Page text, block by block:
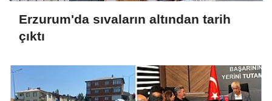
Erzurum'da sıvaların altından tarih
çıktı